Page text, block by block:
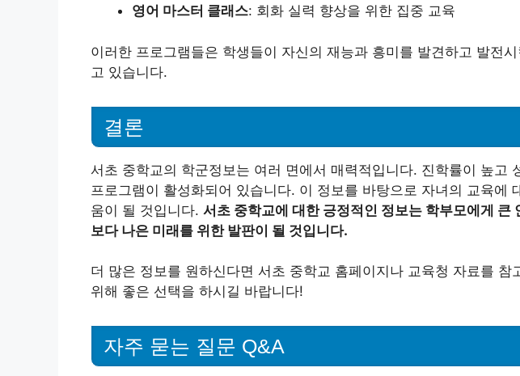
영어 마스터 클래스: 회화 실력 향상을 위한 집중 교육
이러한 프로그램들은 학생들이 자신의 재능과 흥미를 발견하고 발전
고 있습니다.
결론
서초 중학교의 학군정보는 여러 면에서 매력적입니다. 진학률이 높고
프로그램이 활성화되어 있습니다. 이 정보를 바탕으로 자녀의 교육에
움이 될 것입니다. 서초 중학교에 대한 긍정적인 정보는 학부모에게 큰
보다 나은 미래를 위한 발판이 될 것입니다.
더 많은 정보를 원하신다면 서초 중학교 홈페이지나 교육청 자료를 참
위해 좋은 선택을 하시길 바랍니다!
자주 묻는 질문 Q&A